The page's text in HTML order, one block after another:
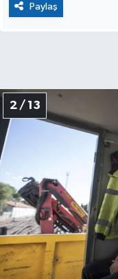
Paylaş
2 / 13